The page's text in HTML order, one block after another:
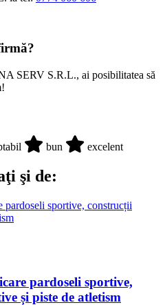
SERV S.R.L., ai posibilitatea să
bun excelent
şi de:
pardoseli sportive,
și piste de atletism